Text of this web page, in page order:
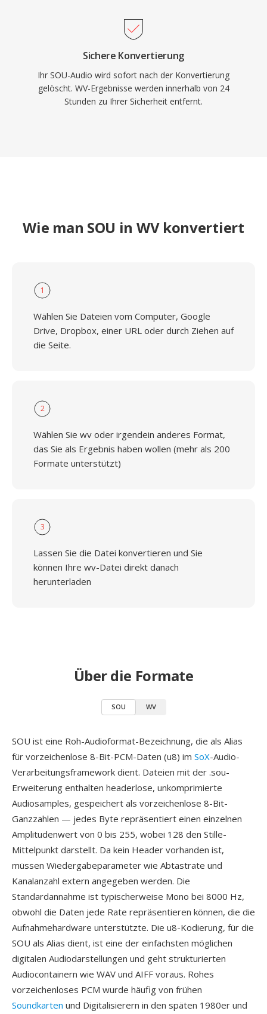
Sichere Konvertierung
Ihr SOU-Audio wird sofort nach der Konvertierung
gelöscht. WV-Ergebnisse werden innerhalb von 24
Stunden zu Ihrer Sicherheit entfernt.
Wie man SOU in WV konvertiert
1
Wählen Sie Dateien vom Computer, Google
Drive, Dropbox, einer URL oder durch Ziehen auf
die Seite.
2
Wählen Sie wv oder irgendein anderes Format,
das Sie als Ergebnis haben wollen (mehr als 200
Formate unterstützt)
3
Lassen Sie die Datei konvertieren und Sie
können Ihre wv-Datei direkt danach
herunterladen
Über die Formate
SOU WV
SOU ist eine Roh-Audioformat-Bezeichnung, die als Alias
für vorzeichenlose 8-Bit-PCM-Daten (u8) im SoX-Audio-
Verarbeitungsframework dient. Dateien mit der .sou-
Erweiterung enthalten headerlose, unkomprimierte
Audiosamples, gespeichert als vorzeichenlose 8-Bit-
Ganzzahlen — jedes Byte repräsentiert einen einzelnen
Amplitudenwert von 0 bis 255, wobei 128 den Stille-
Mittelpunkt darstellt. Da kein Header vorhanden ist,
müssen Wiedergabeparameter wie Abtastrate und
Kanalanzahl extern angegeben werden. Die
Standardannahme ist typischerweise Mono bei 8000 Hz,
obwohl die Daten jede Rate repräsentieren können, die die
Aufnahmehardware unterstützte. Die u8-Kodierung, für die
SOU als Alias dient, ist eine der einfachsten möglichen
digitalen Audiodarstellungen und geht strukturierten
Audiocontainern wie WAV und AIFF voraus. Rohes
vorzeichenloses PCM wurde häufig von frühen
Soundkarten und Digitalisierern in den späten 1980er und